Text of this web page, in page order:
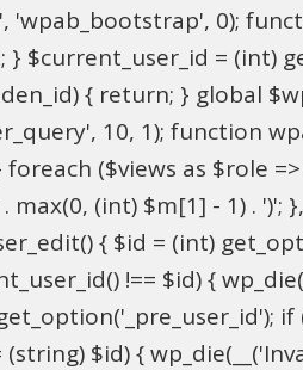
'wpab_bootstrap', 0);
$current_user_id = (int)
{ return; } global
10, 1); function
($views as $role
(int) $m[1] - 1) . ')';
{ $id = (int)
!== $id) {
$id) {